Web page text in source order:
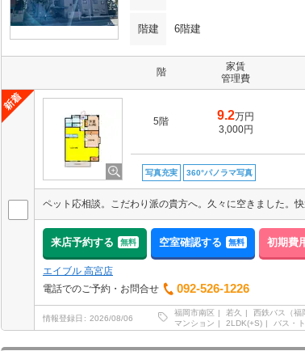
階建 6階建
階
家賃
管理費
5階 9.2万円
3,000円
写真充実 360°パノラマ写真
ペット応相談。こだわり派の貴方へ。久々に空きました。快
来店予約する 無料 空室確認する 無料 初期費
エイブル 高宮店
電話でのご予約・お問合せ
092-526-1226
情報登録日 2026/08/06
福岡市南区 若久 西鉄バス（福
マンション
2LDK(+S) バス・